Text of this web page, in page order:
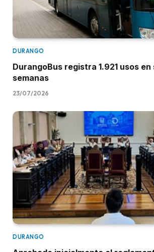
DURANGO
DurangoBus registra 1.921 usos
semanas
23/07/2026
DURANGO